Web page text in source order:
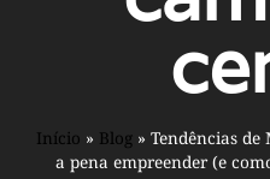
Início » Blog » Tendências
a pena empreender (e